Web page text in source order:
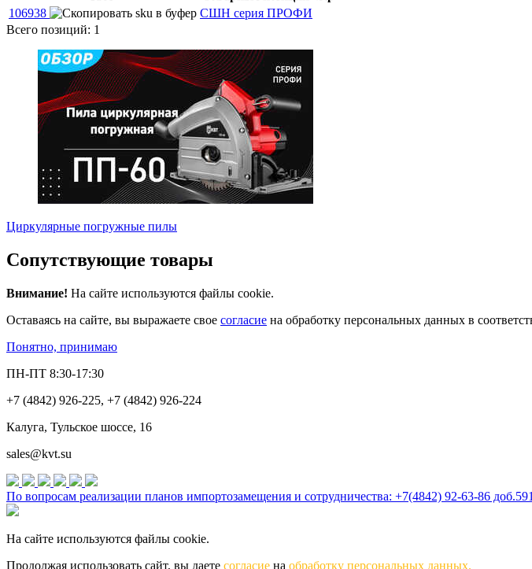
106938
СШН серия ПРОФИ
Всего позиций: 1
Циркулярные погружные пилы
Сопутствующие товары
Внимание! На сайте используются файлы cookie.
Оставаясь на сайте, вы выражаете свое согласие на обработку персональных данных в
Понятно, принимаю
ПН-ПТ 8:30-17:30
+7 (4842) 926-225, +7 (4842) 926-224
Калуга, Тульское шоссе, 16
sales@kvt.su
По вопросам реализации планов импортозамещения и сотрудничества: +7(4842) 92-63-86
На сайте используются файлы cookie.
Продолжая использовать сайт, вы даете согласие на обработку персональных данных.